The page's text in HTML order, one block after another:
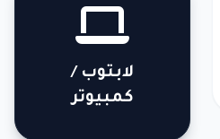
لابتوب /
كمبيوتر